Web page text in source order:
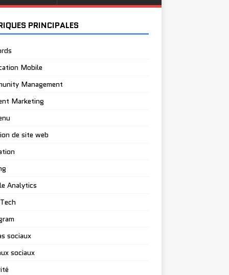
PRINCIPALES
Mobile
Management
Marketing
de site web
Analytics
sociaux
sociaux